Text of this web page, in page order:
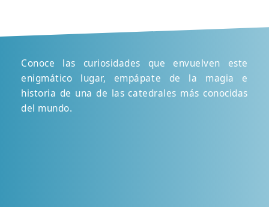
Conoce las curiosidades que envuelven este
enigmático lugar, empápate de la magia e
historia de una de las catedrales más conocidas
del mundo.